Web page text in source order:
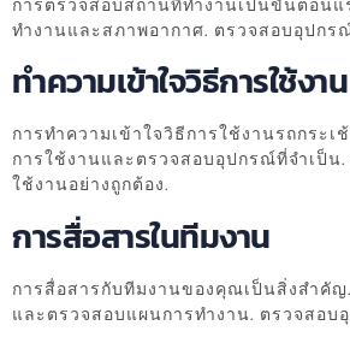
การตรวจสอบสถานที่ทำงานเป็นขั้นตอน
ทำงานและสภาพอากาศ. ตรวจสอบอุปกร
ทำความเข้าใจวิธีการใช้งาน
การทำความเข้าใจวิธีการใช้งานรถกระ
การใช้งานและตรวจสอบอุปกรณ์ที่จำเป็น.
ใช้งานอย่างถูกต้อง.
การสื่อสารในทีมงาน
การสื่อสารกับทีมงานของคุณเป็นสิ่งสำคั
และตรวจสอบแผนการทำงาน. ตรวจสอบ